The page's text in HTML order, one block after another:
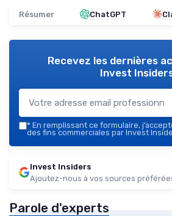
Résumer ChatGPT
Recevez les dernières
Invest
* En remplissant ce formulaire,
des fins commerciales par Invest
Invest Insiders
Ajoutez-nous à vos sources
Parole d'experts